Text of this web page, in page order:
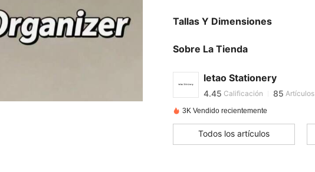
Tallas Y Dimensiones
Sobre La Tienda
letao Stationery
4.45
4.45
85
4.45 Calificación 85 Artículos
4.45
4.45
4.45
85
3K Vendido recientemente
Todos los artículos